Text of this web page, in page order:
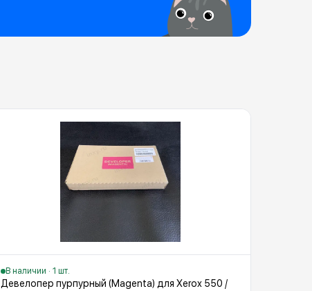
В наличии · 1 шт.
Девелопер пурпурный (Magenta) для Xerox 550 /